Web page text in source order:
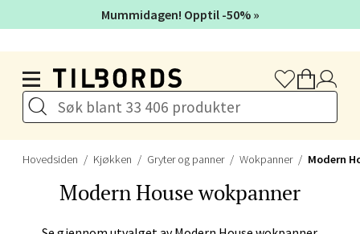
Hovedsiden Kjøkken Gryter og panner Wokpanner Modern
Modern House wokpanner
Mummidagen! Opptil -50% »
Åpent i dag 10-21
Velg
Stavanger og Sandnes -
Herbarium